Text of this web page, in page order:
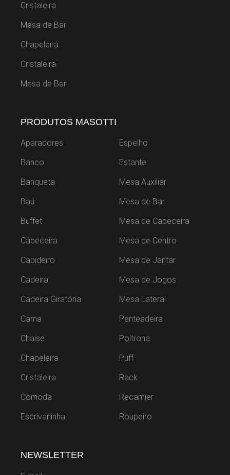
Cristaleira
Mesa de Bar
Chapeleira
Cristaleira
Mesa de Bar
PRODUTOS MASOTTI
Aparadores
Banco
Banqueta
Baú
Buffet
Cabeceira
Cabideiro
Cadeira
Cadeira Giratória
Cama
Chaise
Chapeleira
Cristaleira
Cômoda
Escrivaninha
Espelho
Estante
Mesa Auxiliar
Mesa de Bar
Mesa de Cabeceira
Mesa de Centro
Mesa de Jantar
Mesa de Jogos
Mesa Lateral
Penteadeira
Poltrona
Puff
Rack
Recamier
Roupeiro
NEWSLETTER